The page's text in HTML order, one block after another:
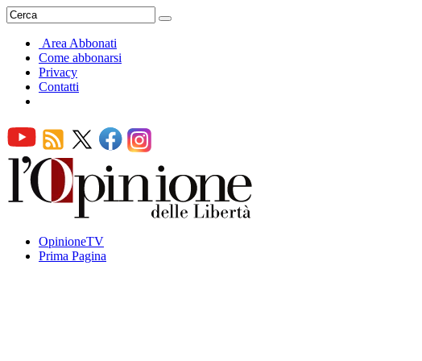
Area Abbonati
Come abbonarsi
Privacy
Contatti
OpinioneTV
Prima Pagina